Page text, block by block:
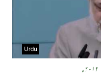
Urdu